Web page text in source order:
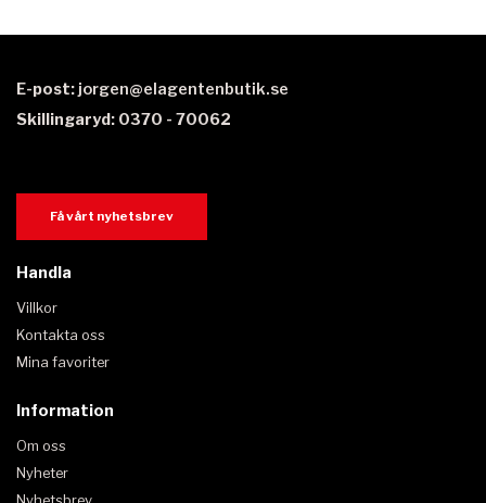
E-post: jorgen@elagentenbutik.se
Skillingaryd: 0370 - 70062
Få vårt nyhetsbrev
Handla
Villkor
Kontakta oss
Mina favoriter
Information
Om oss
Nyheter